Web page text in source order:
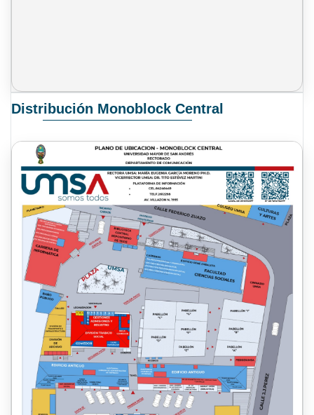
Distribución Monoblock Central